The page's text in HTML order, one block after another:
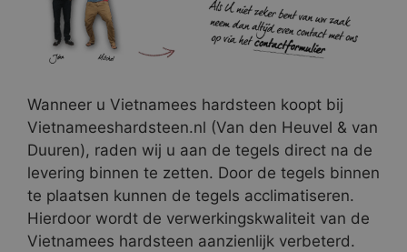
Wanneer u Vietnamees hardsteen koopt bij
Vietnameeshardsteen.nl (Van den Heuvel & van
Duuren), raden wij u aan de tegels direct na de
levering binnen te zetten. Door de tegels binnen
te plaatsen kunnen de tegels acclimatiseren.
Hierdoor wordt de verwerkingskwaliteit van de
Vietnamees hardsteen aanzienlijk verbeterd.